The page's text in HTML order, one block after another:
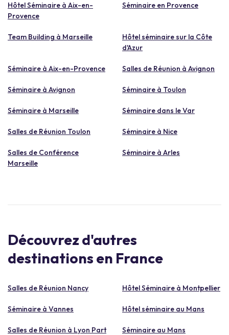
Hôtel Séminaire à Aix-en-
Provence
Séminaire en Provence
Team Building à Marseille
Hôtel séminaire sur la Côte
d'Azur
Séminaire à Aix-en-Provence Salles de Réunion à Avignon
Séminaire à Avignon Séminaire à Toulon
Séminaire à Marseille Séminaire dans le Var
Salles de Réunion Toulon Séminaire à Nice
Salles de Conférence
Marseille
Séminaire à Arles
Découvrez d'autres
destinations en France
Salles de Réunion Nancy Hôtel Séminaire à Montpellier
Séminaire à Vannes Hôtel séminaire au Mans
Salles de Réunion à Lyon Part
Séminaire au Mans